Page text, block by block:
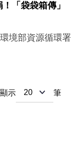
「袋袋箱傳」
環境部資源循環署
示 筆